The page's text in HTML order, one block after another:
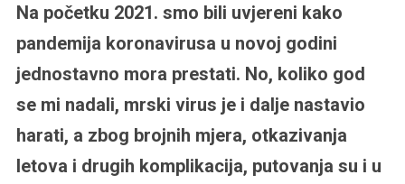
Na početku 2021. smo bili uvjereni kako
pandemija koronavirusa u novoj godini
jednostavno mora prestati. No, koliko god
se mi nadali, mrski virus je i dalje nastavio
harati, a zbog brojnih mjera, otkazivanja
letova i drugih komplikacija, putovanja su i u